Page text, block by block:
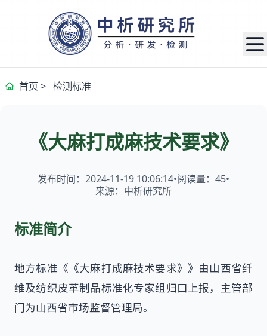
首页 > 检测标准
《大麻打成麻技术要求》
发布时间：2024-11-19 10:06:14•阅读量： 45•
来源：中析研究所
标准简介
地方标准《《大麻打成麻技术要求》》由山西省纤
维及纺织皮革制品标准化专家组归口上报，主管部
门为山西省市场监督管理局。